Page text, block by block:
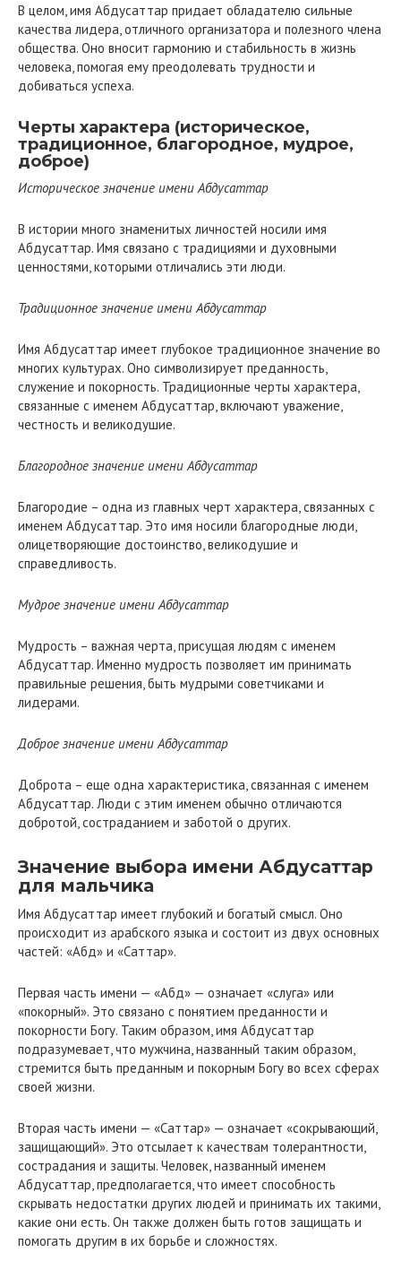
В целом, имя Абдусаттар придает обладателю сильные
качества лидера, отличного организатора и полезного члена
общества. Оно вносит гармонию и стабильность в жизнь
человека, помогая ему преодолевать трудности и
добиваться успеха.
Черты характера (историческое,
традиционное, благородное, мудрое,
доброе)
Историческое значение имени Абдусаттар
В истории много знаменитых личностей носили имя
Абдусаттар. Имя связано с традициями и духовными
ценностями, которыми отличались эти люди.
Традиционное значение имени Абдусаттар
Имя Абдусаттар имеет глубокое традиционное значение во
многих культурах. Оно символизирует преданность,
служение и покорность. Традиционные черты характера,
связанные с именем Абдусаттар, включают уважение,
честность и великодушие.
Благородное значение имени Абдусаттар
Благородие – одна из главных черт характера, связанных с
именем Абдусаттар. Это имя носили благородные люди,
олицетворяющие достоинство, великодушие и
справедливость.
Мудрое значение имени Абдусаттар
Мудрость – важная черта, присущая людям с именем
Абдусаттар. Именно мудрость позволяет им принимать
правильные решения, быть мудрыми советчиками и
лидерами.
Доброе значение имени Абдусаттар
Доброта – еще одна характеристика, связанная с именем
Абдусаттар. Люди с этим именем обычно отличаются
добротой, состраданием и заботой о других.
Значение выбора имени Абдусаттар
для мальчика
Имя Абдусаттар имеет глубокий и богатый смысл. Оно
происходит из арабского языка и состоит из двух основных
частей: «Абд» и «Саттар».
Первая часть имени — «Абд» — означает «слуга» или
«покорный». Это связано с понятием преданности и
покорности Богу. Таким образом, имя Абдусаттар
подразумевает, что мужчина, названный таким образом,
стремится быть преданным и покорным Богу во всех сферах
своей жизни.
Вторая часть имени — «Саттар» — означает «сокрывающий,
защищающий». Это отсылает к качествам толерантности,
сострадания и защиты. Человек, названный именем
Абдусаттар, предполагается, что имеет способность
скрывать недостатки других людей и принимать их такими,
какие они есть. Он также должен быть готов защищать и
помогать другим в их борьбе и сложностях.